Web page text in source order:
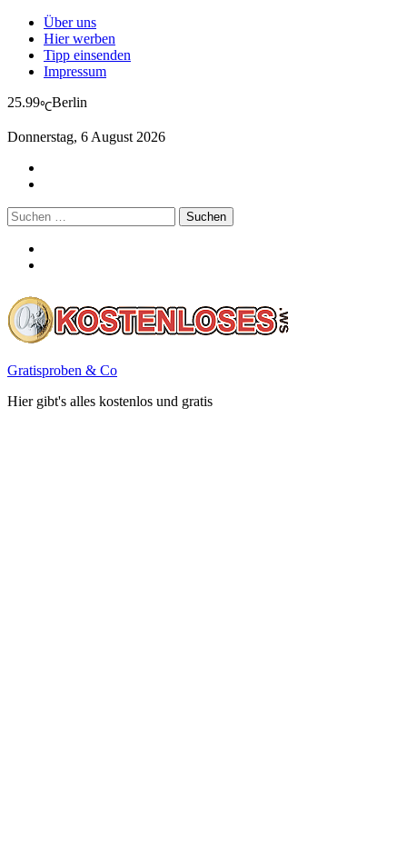
Über uns
Hier werben
Tipp einsenden
Impressum
25.99℃Berlin
Donnerstag, 6 August 2026
Suchen
nach:
Gratisproben & Co
Hier gibt's alles kostenlos und gratis